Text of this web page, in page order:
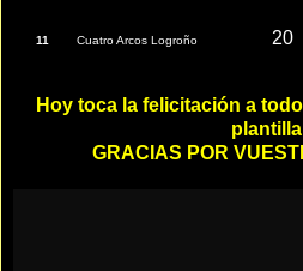
11 Cuatro Arcos Logroño 20
Hoy toca la felicitación a
plantilla
GRACIAS POR